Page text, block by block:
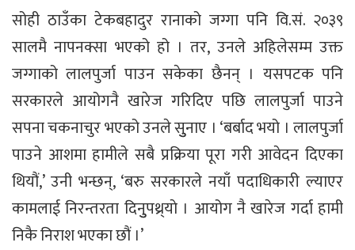
सोही ठाउँका टेकबहादुर रानाको जग्गा पनि वि.सं. २०३९
सालमै नापनक्सा भएको हो । तर, उनले अहिलेसम्म उक्त
जग्गाको लालपुर्जा पाउन सकेका छैनन् । यसपटक पनि
सरकारले आयोगनै खारेज गरिदिए पछि लालपुर्जा पाउने
सपना चकनाचुर भएको उनले सुुनाए । ‘बर्बाद भयो । लालपुर्जा
पाउने आशमा हामीले सबै प्रक्रिया पूरा गरी आवेदन दिएका
थियौं,’ उनी भन्छन्, ‘बरु सरकारले नयाँ पदाधिकारी ल्याएर
कामलाई निरन्तरता दिनुुपथ्र्याे । आयोग नै खारेज गर्दा हामी
निकै निराश भएका छौं ।’